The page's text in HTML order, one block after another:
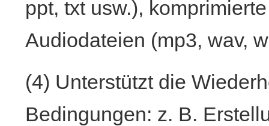
ppt, txt usw.),
Audiodateien (mp3, wav,
(4) Unterstützt die
Bedingungen: z. B.